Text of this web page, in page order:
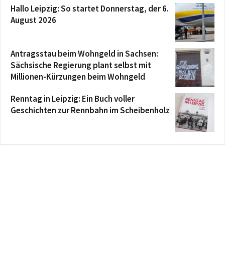
Hallo Leipzig: So startet Donnerstag, der 6.
August 2026
Antragsstau beim Wohngeld in Sachsen:
Sächsische Regierung plant selbst mit
Millionen-Kürzungen beim Wohngeld
Renntag in Leipzig: Ein Buch voller
Geschichten zur Rennbahn im Scheibenholz